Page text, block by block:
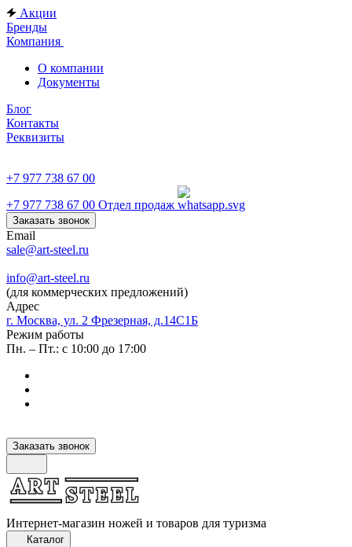
Акции
Бренды
Компания
О компании
Документы
Блог
Контакты
Реквизиты
+7 977 738 67 00
+7 977 738 67 00 Отдел продаж
Заказать звонок
Email
sale@art-steel.ru
info@art-steel.ru
(для коммерческих предложений)
Адрес
г. Москва, ул. 2 Фрезерная, д.14С1Б
Режим работы
Пн. – Пт.: с 10:00 до 17:00
Заказать звонок
Интернет-магазин ножей и товаров для туризма
Каталог